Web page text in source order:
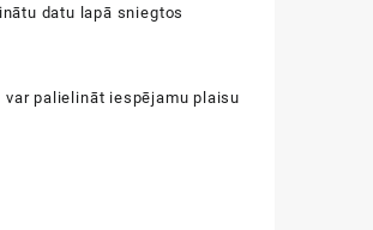
inātu datu lapā sniegtos
varpa ie ināt iespējamup aisu